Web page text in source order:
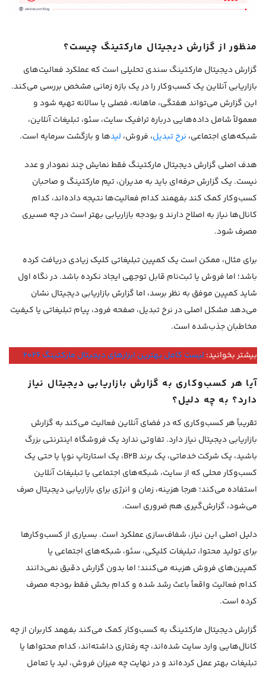
منظور از گزارش دیجیتال مارکتینگ چیست؟
گزارش دیجیتال مارکتینگ سندی تحلیلی است که عملکرد فعالیت‌های
بازاریابی آنلاین یک کسب‌وکار را در یک بازه زمانی مشخص بررسی می‌کند.
این گزارش می‌تواند هفتگی، ماهانه، فصلی یا سالانه تهیه شود و
معمولاً شامل داده‌هایی درباره ترافیک سایت، سئو، تبلیغات آنلاین،
شبکه‌های اجتماعی، نرخ تبدیل، فروش، لیدها و بازگشت سرمایه است.
هدف اصلی گزارش دیجیتال مارکتینگ فقط نمایش چند نمودار و عدد
نیست. یک گزارش حرفه‌ای باید به مدیران، تیم مارکتینگ و صاحبان
کسب‌وکار کمک کند بفهمند کدام فعالیت‌ها نتیجه داده‌اند، کدام
کانال‌ها نیاز به اصلاح دارند و بودجه بازاریابی بهتر است در چه مسیری
مصرف شود.
برای مثال، ممکن است یک کمپین تبلیغاتی کلیک زیادی دریافت کرده
باشد؛ اما فروش یا ثبت‌نام قابل توجهی ایجاد نکرده باشد. در نگاه اول
شاید کمپین موفق به نظر برسد، اما گزارش بازاریابی دیجیتال نشان
می‌دهد مشکل اصلی در نرخ تبدیل، صفحه فرود، پیام تبلیغاتی یا کیفیت
مخاطبان جذب‌شده است.
بیشتر بخوانید: لیست کامل بهترین ابزارهای دیجیتال مارکتینگ 2026
آیا هر کسب‌وکاری به گزارش بازاریابی دیجیتال نیاز
دارد؟ به چه دلیل؟
تقریباً هر کسب‌وکاری که در فضای آنلاین فعالیت می‌کند به گزارش
بازاریابی دیجیتال نیاز دارد. تفاوتی ندارد یک فروشگاه اینترنتی بزرگ
باشید، یک شرکت خدماتی، یک برند B2B، یک استارتاپ نوپا یا حتی یک
کسب‌وکار محلی که از سایت، شبکه‌های اجتماعی یا تبلیغات آنلاین
استفاده می‌کند؛ هرجا هزینه، زمان و انرژی برای بازاریابی دیجیتال صرف
می‌شود، گزارش‌گیری هم ضروری است.
دلیل اصلی این نیاز، شفاف‌سازی عملکرد است. بسیاری از کسب‌وکارها
برای تولید محتوا، تبلیغات کلیکی، سئو، شبکه‌های اجتماعی یا
کمپین‌های فروش هزینه می‌کنند؛ اما بدون گزارش دقیق نمی‌دانند
کدام فعالیت واقعاً باعث رشد شده و کدام بخش فقط بودجه مصرف
کرده است.
گزارش دیجیتال مارکتینگ به کسب‌وکار کمک می‌کند بفهمد کاربران از چه
کانال‌هایی وارد سایت شده‌اند، چه رفتاری داشته‌اند، کدام محتواها یا
تبلیغات بهتر عمل کرده‌اند و در نهایت چه میزان فروش، لید یا تعامل